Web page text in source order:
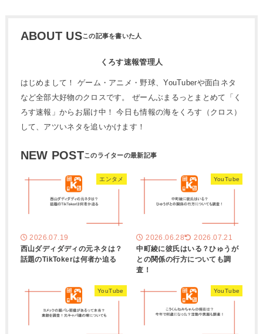
ABOUT US
くろす速報管理人
はじめまして！ ゲーム・アニメ・野球、YouTuberや面白ネタ
など全部大好物のクロスです。 ぜーんぶまるっとまとめて「く
ろす速報」からお届け中！ 今日も情報の海をくろす（クロス）
して、アツいネタを追いかけます！
NEW POST
エンタメ
2026.07.19
西山ダディダディの元ネタは？
話題のTikTokerは何者か迫る
YouTube
2026.06.28 2026.07.21
中町綾に彼氏はいる？ひゅうが
との関係の行方についても調
査！
YouTube YouTube